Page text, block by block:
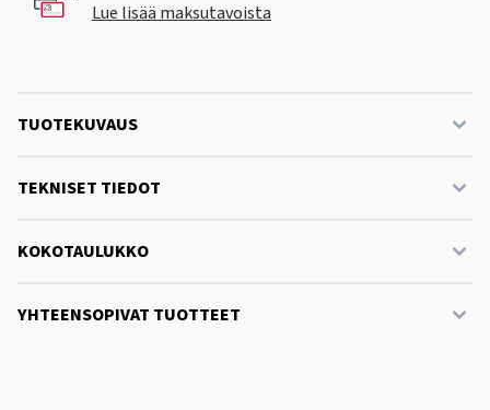
Lue lisää maksutavoista
TUOTEKUVAUS
TEKNISET TIEDOT
KOKOTAULUKKO
YHTEENSOPIVAT TUOTTEET